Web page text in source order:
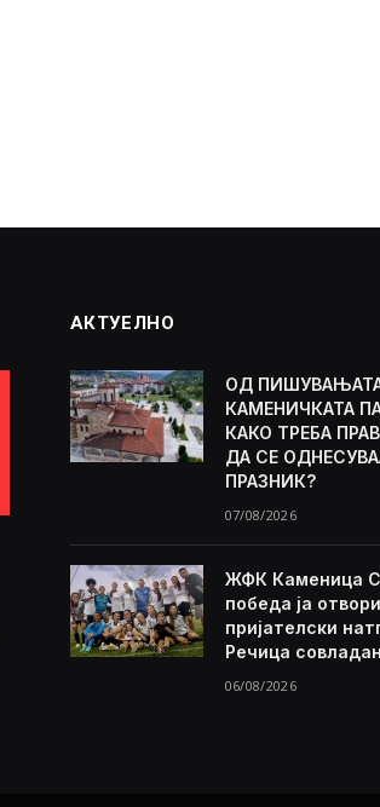
АКТУЕЛНО
ОД
КАМЕНИЧКАТА
КАКО ТРЕБА
ДА СЕ
ПРАЗНИК?
07/08/2026
ЖФК Каменица
победа ја
пријателски
Речица
06/08/2026